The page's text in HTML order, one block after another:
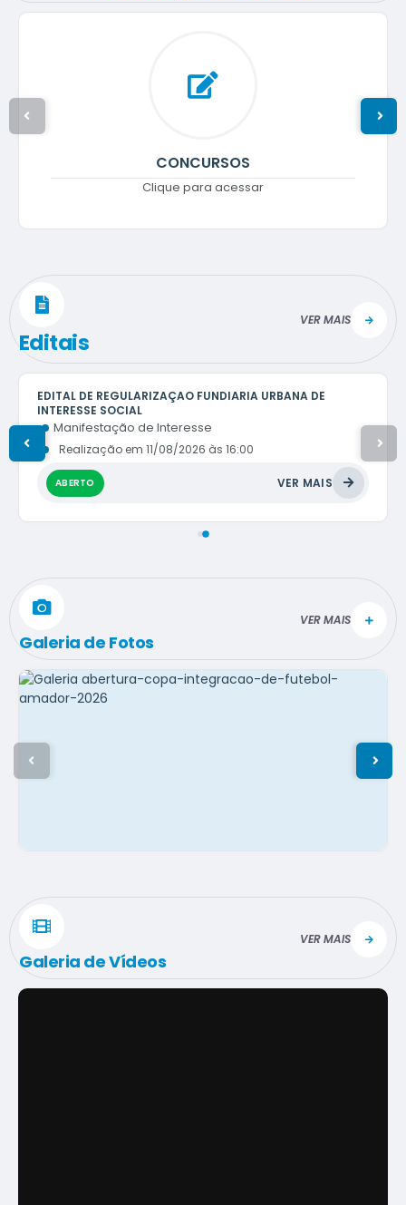
CONCURSOS
Clique para acessar
Editais
VER MAIS
Manifestação de Interesse
EDITAL DE REGULARIZAÇÃO FUNDIÁRIA URBANA DE
INTERESSE SOCIAL
ABERTO
Realização em 11/08/2026 16:00
VER MAIS
Galeria de Fotos
VER MAIS
Galeria de Vídeos
VER MAIS